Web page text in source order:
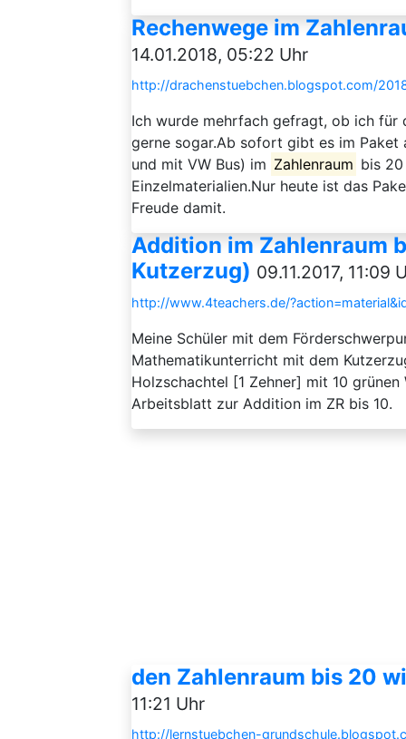
Rechenwege im
14.01.2018, 05:22 Uhr
http://drachenstuebchen.blogspot.com/
Ich wurde mehrfach gefragt, ob ich für
gerne sogar.Ab sofort gibt es im Paket
und mit VW Bus) im Zahlenraum bis
Einzelmaterialien.Nur heute ist das
Freude damit.
Addition im Zahlenraum
Kutzerzug) 09.11.2017, 11:09
http://www.4teachers.de/
Meine Schüler mit dem
Mathematikunterricht mit dem
Holzschachtel [1 Zehner] mit 10
Arbeitsblatt zur Addition im ZR bis 10.
den Zahlenraum bis 20
11:21 Uhr
http://lernstuebchen-